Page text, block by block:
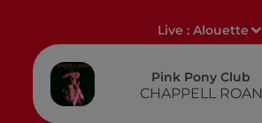
Live :Alouette
Pink Pony Club
CHAPPELL ROAN